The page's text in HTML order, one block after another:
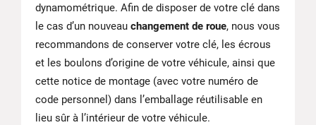
dynamométrique. Afin de disposer de votre clé dans
le cas d’un nouveau changement de roue, nous vous
recommandons de conserver votre clé, les écrous
et les boulons d’origine de votre véhicule, ainsi que
cette notice de montage (avec votre numéro de
code personnel) dans l’emballage réutilisable en
lieu sûr à l’intérieur de votre véhicule.